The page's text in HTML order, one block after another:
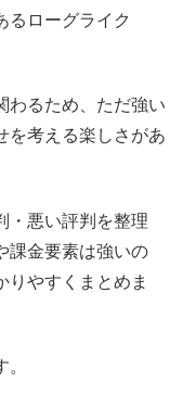
るローグライク
わるため、ただ強い
を考える楽しさがあ
・悪い評判を整理
課金要素は強いの
りやすくまとめま